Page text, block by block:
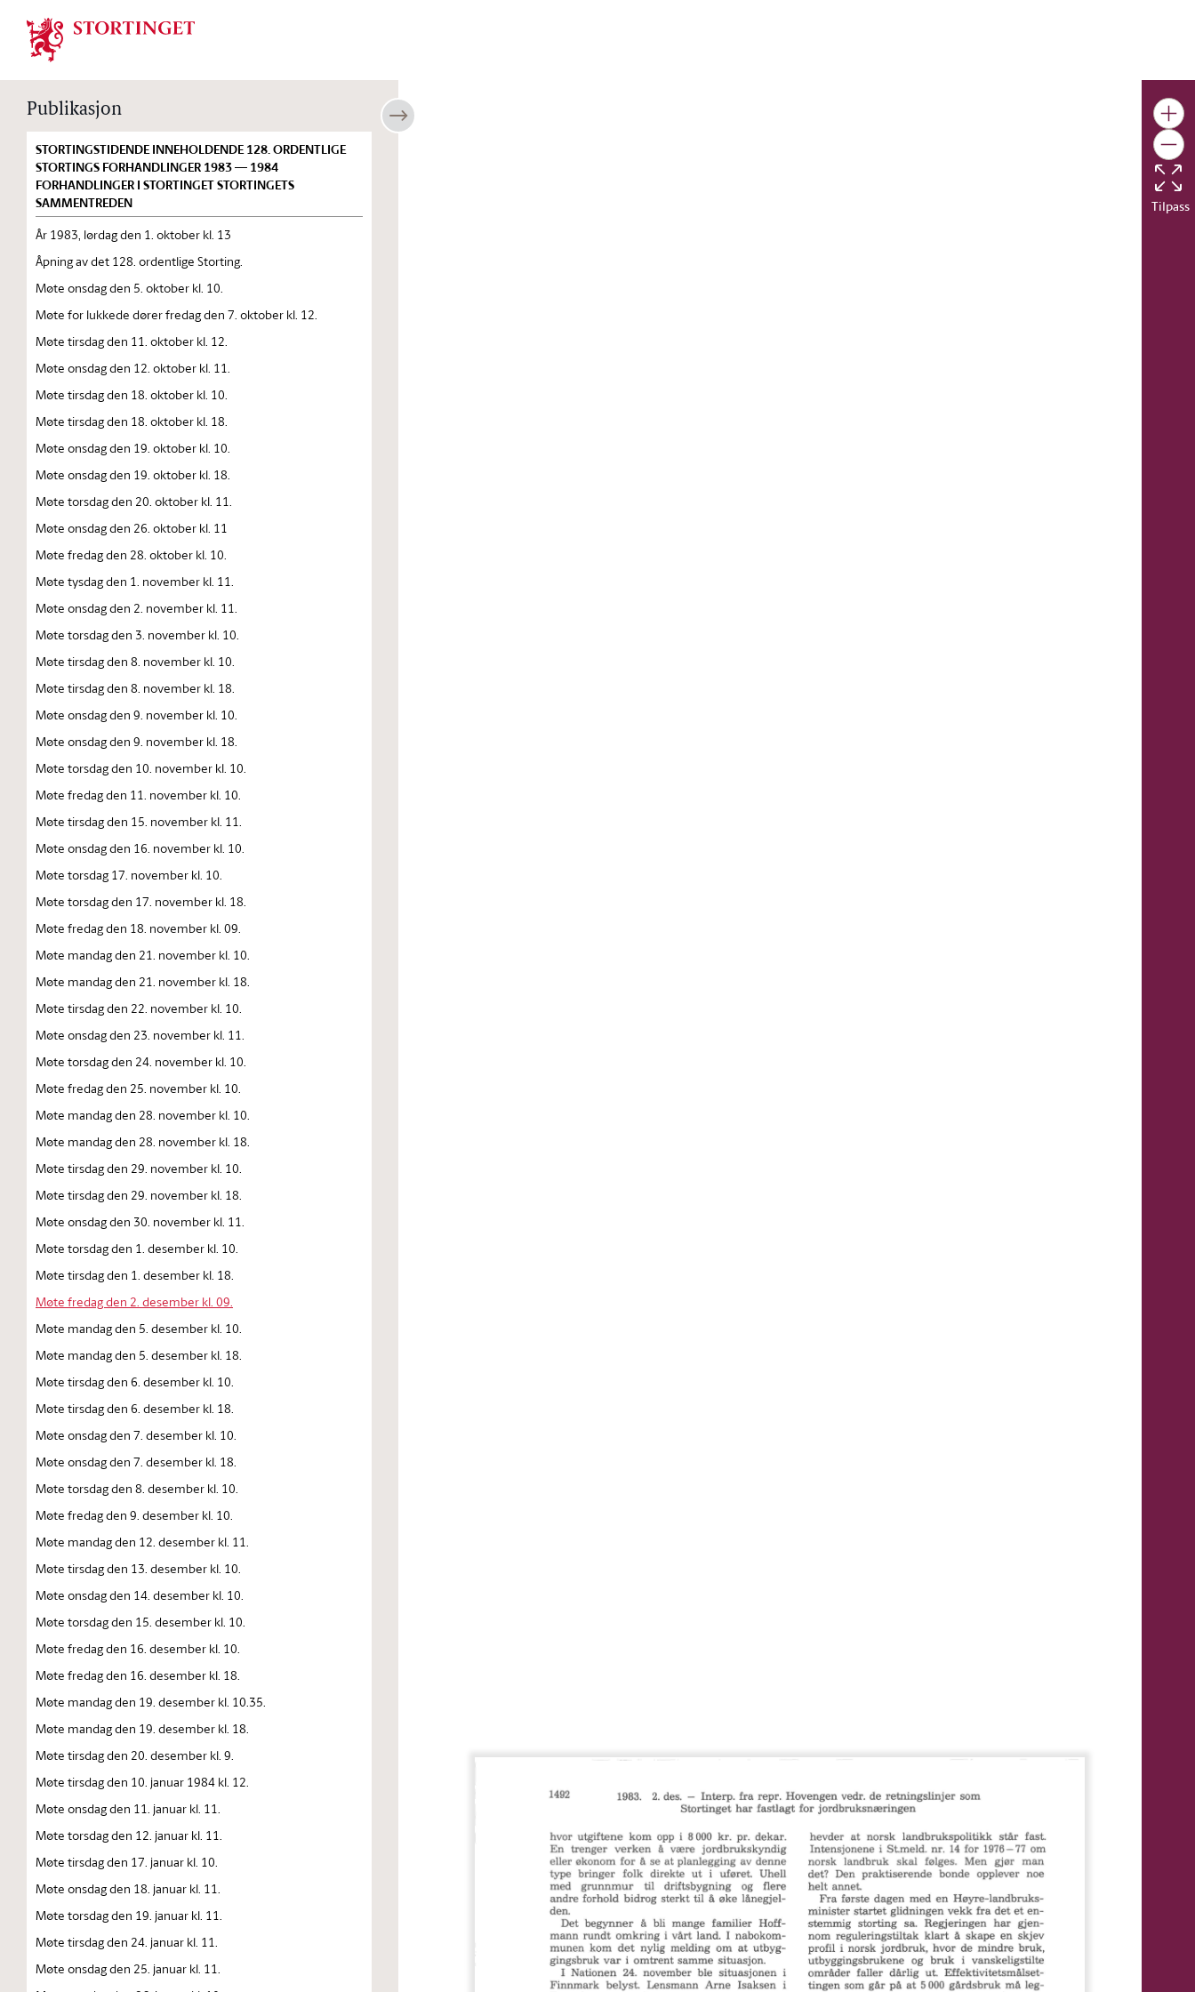
Stortinget.no
Publikasjon
STORTINGSTIDENDE INNEHOLDENDE 128. ORDENTLIGE
STORTINGS FORHANDLINGER 1983 — 1984
FORHANDLINGER I STORTINGET STORTINGETS
SAMMENTREDEN
År 1983, lørdag den 1. oktober kl. 13
Åpning av det 128. ordentlige Storting.
Møte onsdag den 5. oktober kl. 10.
Møte for lukkede dører fredag den 7. oktober kl. 12.
Møte tirsdag den 11. oktober kl. 12.
Møte onsdag den 12. oktober kl. 11.
Møte tirsdag den 18. oktober kl. 10.
Møte tirsdag den 18. oktober kl. 18.
Møte onsdag den 19. oktober kl. 10.
Møte onsdag den 19. oktober kl. 18.
Møte torsdag den 20. oktober kl. 11.
Møte onsdag den 26. oktober kl. 11
Møte fredag den 28. oktober kl. 10.
Møte tysdag den 1. november kl. 11.
Møte onsdag den 2. november kl. 11.
Møte torsdag den 3. november kl. 10.
Møte tirsdag den 8. november kl. 10.
Møte tirsdag den 8. november kl. 18.
Møte onsdag den 9. november kl. 10.
Møte onsdag den 9. november kl. 18.
Møte torsdag den 10. november kl. 10.
Møte fredag den 11. november kl. 10.
Møte tirsdag den 15. november kl. 11.
Møte onsdag den 16. november kl. 10.
Møte torsdag 17. november kl. 10.
Møte torsdag den 17. november kl. 18.
Møte fredag den 18. november kl. 09.
Møte mandag den 21. november kl. 10.
Møte mandag den 21. november kl. 18.
Møte tirsdag den 22. november kl. 10.
Møte onsdag den 23. november kl. 11.
Møte torsdag den 24. november kl. 10.
Møte fredag den 25. november kl. 10.
Møte mandag den 28. november kl. 10.
Møte mandag den 28. november kl. 18.
Møte tirsdag den 29. november kl. 10.
Møte tirsdag den 29. november kl. 18.
Møte onsdag den 30. november kl. 11.
Møte torsdag den 1. desember kl. 10.
Møte tirsdag den 1. desember kl. 18.
Møte fredag den 2. desember kl. 09.
Møte mandag den 5. desember kl. 10.
Møte mandag den 5. desember kl. 18.
Møte tirsdag den 6. desember kl. 10.
Møte tirsdag den 6. desember kl. 18.
Møte onsdag den 7. desember kl. 10.
Møte onsdag den 7. desember kl. 18.
Møte torsdag den 8. desember kl. 10.
Møte fredag den 9. desember kl. 10.
Møte mandag den 12. desember kl. 11.
Møte tirsdag den 13. desember kl. 10.
Møte onsdag den 14. desember kl. 10.
Møte torsdag den 15. desember kl. 10.
Møte fredag den 16. desember kl. 10.
Møte fredag den 16. desember kl. 18.
Møte mandag den 19. desember kl. 10.35.
Møte mandag den 19. desember kl. 18.
Møte tirsdag den 20. desember kl. 9.
Møte tirsdag den 10. januar 1984 kl. 12.
Møte onsdag den 11. januar kl. 11.
Møte torsdag den 12. januar kl. 11.
Møte tirsdag den 17. januar kl. 10.
Møte onsdag den 18. januar kl. 11.
Møte torsdag den 19. januar kl. 11.
Møte tirsdag den 24. januar kl. 11.
Møte onsdag den 25. januar kl. 11.